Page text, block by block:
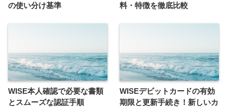
の使い分け基準
料・特徴を徹底比較
WISE本人確認で必要な書類
とスムーズな認証手順
WISEデビットカードの有効
期限と更新手続き！新しいカ